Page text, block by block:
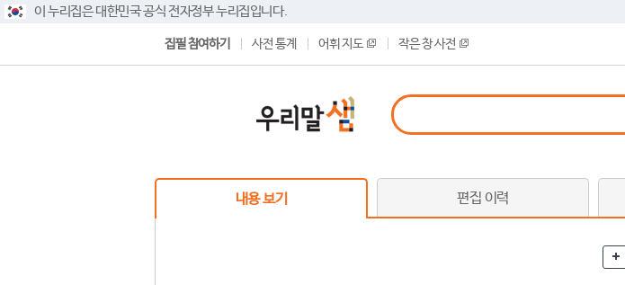
이 누리집은 대한민국 공식 전자정부 누리집입니다.
집필 참여하기 사전 통계 어휘 지도 작은 창 사전
내용 보기 편집 이력